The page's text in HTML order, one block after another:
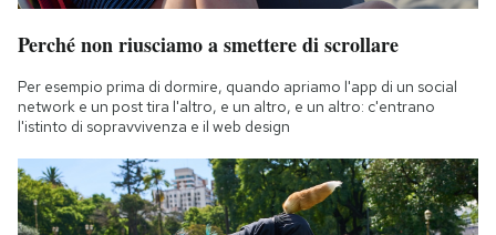
Perché non riusciamo a smettere di scrollare
Per esempio prima di dormire, quando apriamo l'app di un social
network e un post tira l'altro, e un altro, e un altro: c'entrano
l'istinto di sopravvivenza e il web design